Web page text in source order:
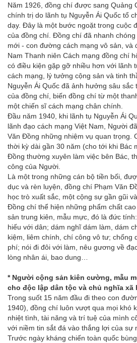
Năm 1926, đồng chí được sang Quảng
chính trị do lãnh tụ Nguyễn Ái Quốc tổ
dạy. Đây là một bước ngoặt trong cuộc
của đồng chí. Đồng chí đã nhanh
mới - con đường cách mạng vô sản, và
Nam Thanh niên Cách mạng đồng chí
có điều kiện gặp gỡ nhiều hơn với lãnh
cách mạng, lý tưởng cộng sản và tinh
Nguyễn Ái Quốc đã ảnh hưởng sâu
của đồng chí, biến đồng chí từ một
một chiến sĩ cách mạng chân chính.
Đầu năm 1940, khi lãnh tụ Nguyễn Ái
lãnh đạo cách mạng Việt Nam, Người
Văn Đồng những nhiệm vụ quan trọng.
thời kỳ dài gần 30 năm (cho tới khi Bác
Đồng thường xuyên làm việc bên Bác,
công của Người.
Là một trong những cán bộ tiền bối,
dục và rèn luyện, đồng chí Phạm Văn
học trò xuất sắc, một cộng sự gần gũi
Đồng chí thể hiện những phẩm chất
sản trung kiên, mẫu mực, đó là đức
hiếu với dân; dám nghĩ dám làm, dám
kiệm, liêm chính, chí công vô tư; chống
phí; nói đi đôi với làm, nêu gương về
lòng nhân ái, bao dung…
* Người cộng sản kiên cường, mẫu
cho độc lập dân tộc và chủ nghĩa xã
Trong suốt 15 năm đầu đi theo con
1940), đồng chí luôn vượt qua mọi khó
nhiệt tình, tài năng và trí tuệ của mình
với niềm tin sắt đá vào thắng lợi của sự
Trước ngày kháng chiến toàn quốc